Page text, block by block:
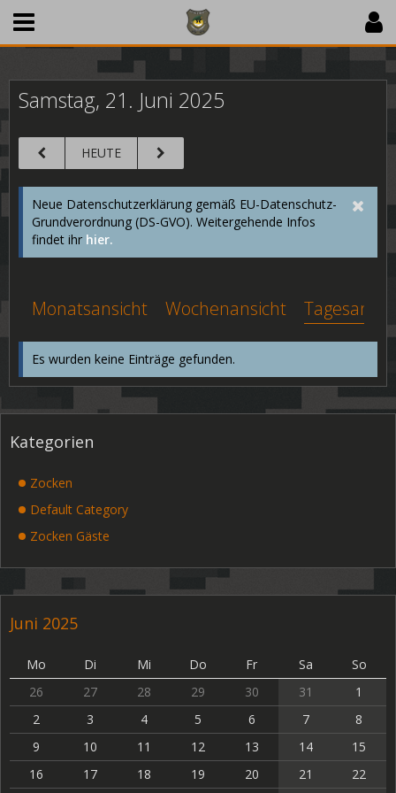
Samstag, 21. Juni 2025
HEUTE
Neue Datenschutzerklärung gemäß EU-Datenschutz-
Grundverordnung (DS-GVO). Weitergehende Infos
findet ihr hier.
Monatsansicht Wochenansicht
Es wurden keine Einträge gefunden.
Kategorien
Zocken
Default Category
Zocken Gäste
Juni 2025
Mo Di Mi Do Fr Sa
So
26
27 28 29 30 31
1
2
3 4 5 6 7
8
9
10 11 12 13 14
15
16
17 18 19 20 21 22